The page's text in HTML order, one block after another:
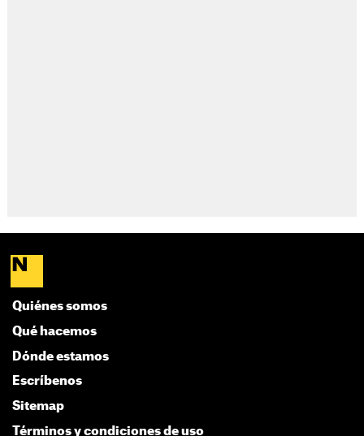
Quiénes somos
Qué hacemos
Dónde estamos
Escríbenos
Sitemap
Términos y condiciones de uso